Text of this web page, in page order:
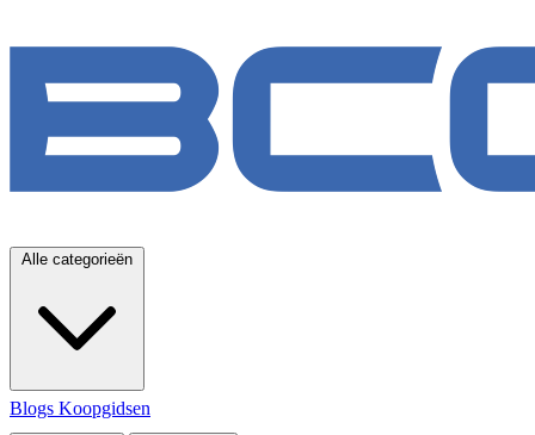
Alle categorieën
Blogs Koopgidsen